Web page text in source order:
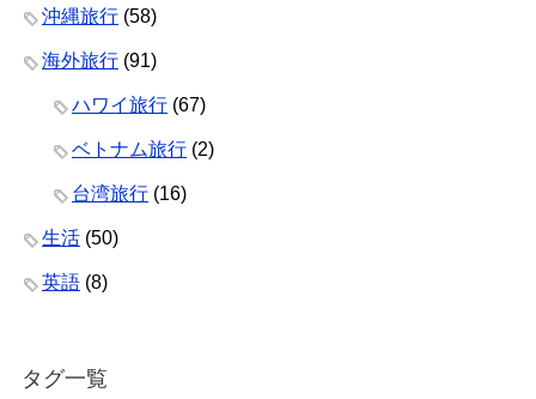
沖縄旅行 (58)
海外旅行 (91)
ハワイ旅行 (67)
ベトナム旅行 (2)
台湾旅行 (16)
生活 (50)
英語 (8)
タグ一覧